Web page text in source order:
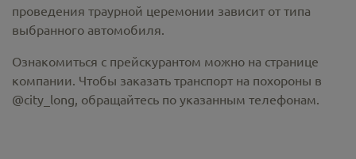
проведения траурной церемонии зависит от типа
выбранного автомобиля.
Ознакомиться с прейскурантом можно на странице
компании. Чтобы заказать транспорт на похороны в
@city_long, обращайтесь по указанным телефонам.